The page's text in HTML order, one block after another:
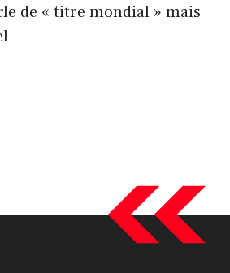
de « titre mondial » mais